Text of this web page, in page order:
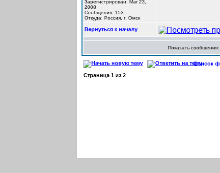
Зарегистрирован: Mar 23,
2008
Сообщения: 153
Откуда: Россия, г. Омск
Вернуться к началу
Показать сообщения:
Список
Страница 1 из 2